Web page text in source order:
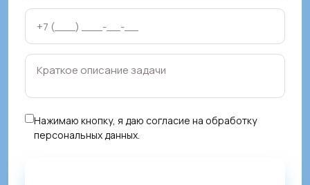
Нажимаю кнопку, я даю согласие на обработку
персональных данных.